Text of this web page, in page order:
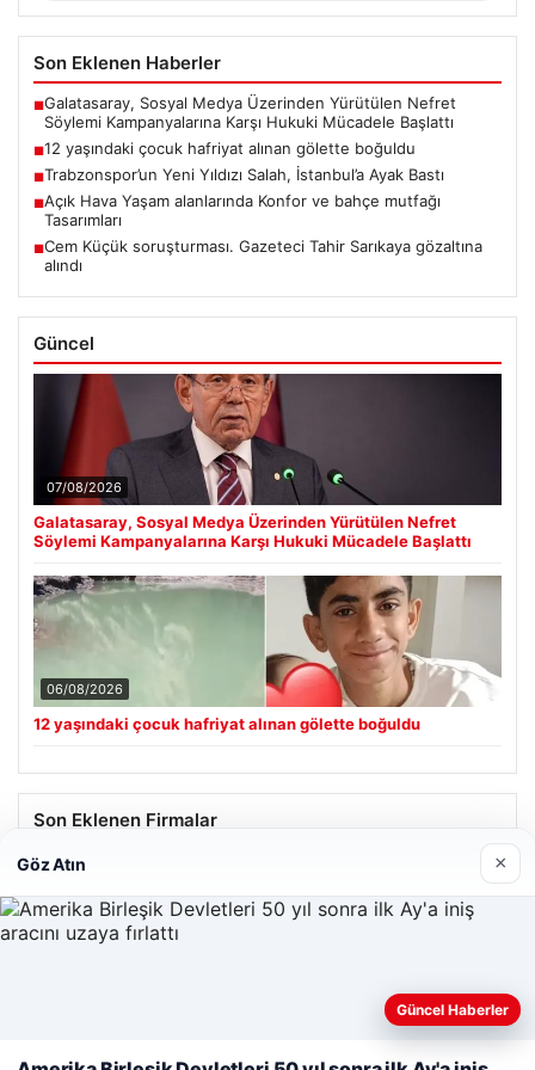
Son Eklenen Haberler
■Galatasaray, Sosyal Medya Üzerinden Yürütülen Nefret
Söylemi Kampanyalarına Karşı Hukuki Mücadele Başlattı
■12 yaşındaki çocuk hafriyat alınan gölette boğuldu
■Trabzonspor’un Yeni Yıldızı Salah, İstanbul’a Ayak Bastı
■Açık Hava Yaşam alanlarında Konfor ve bahçe mutfağı
Tasarımları
■Cem Küçük soruşturması. Gazeteci Tahir Sarıkaya gözaltına
alındı
Güncel
07/08/2026
Galatasaray, Sosyal Medya Üzerinden Yürütülen Nefret
Söylemi Kampanyalarına Karşı Hukuki Mücadele Başlattı
06/08/2026
12 yaşındaki çocuk hafriyat alınan gölette boğuldu
Son Eklenen Firmalar
Web sitemizi nasıl kullandığınızı daha iyi anlayabilmek,
Göz Atın ×
Güncel Haberler